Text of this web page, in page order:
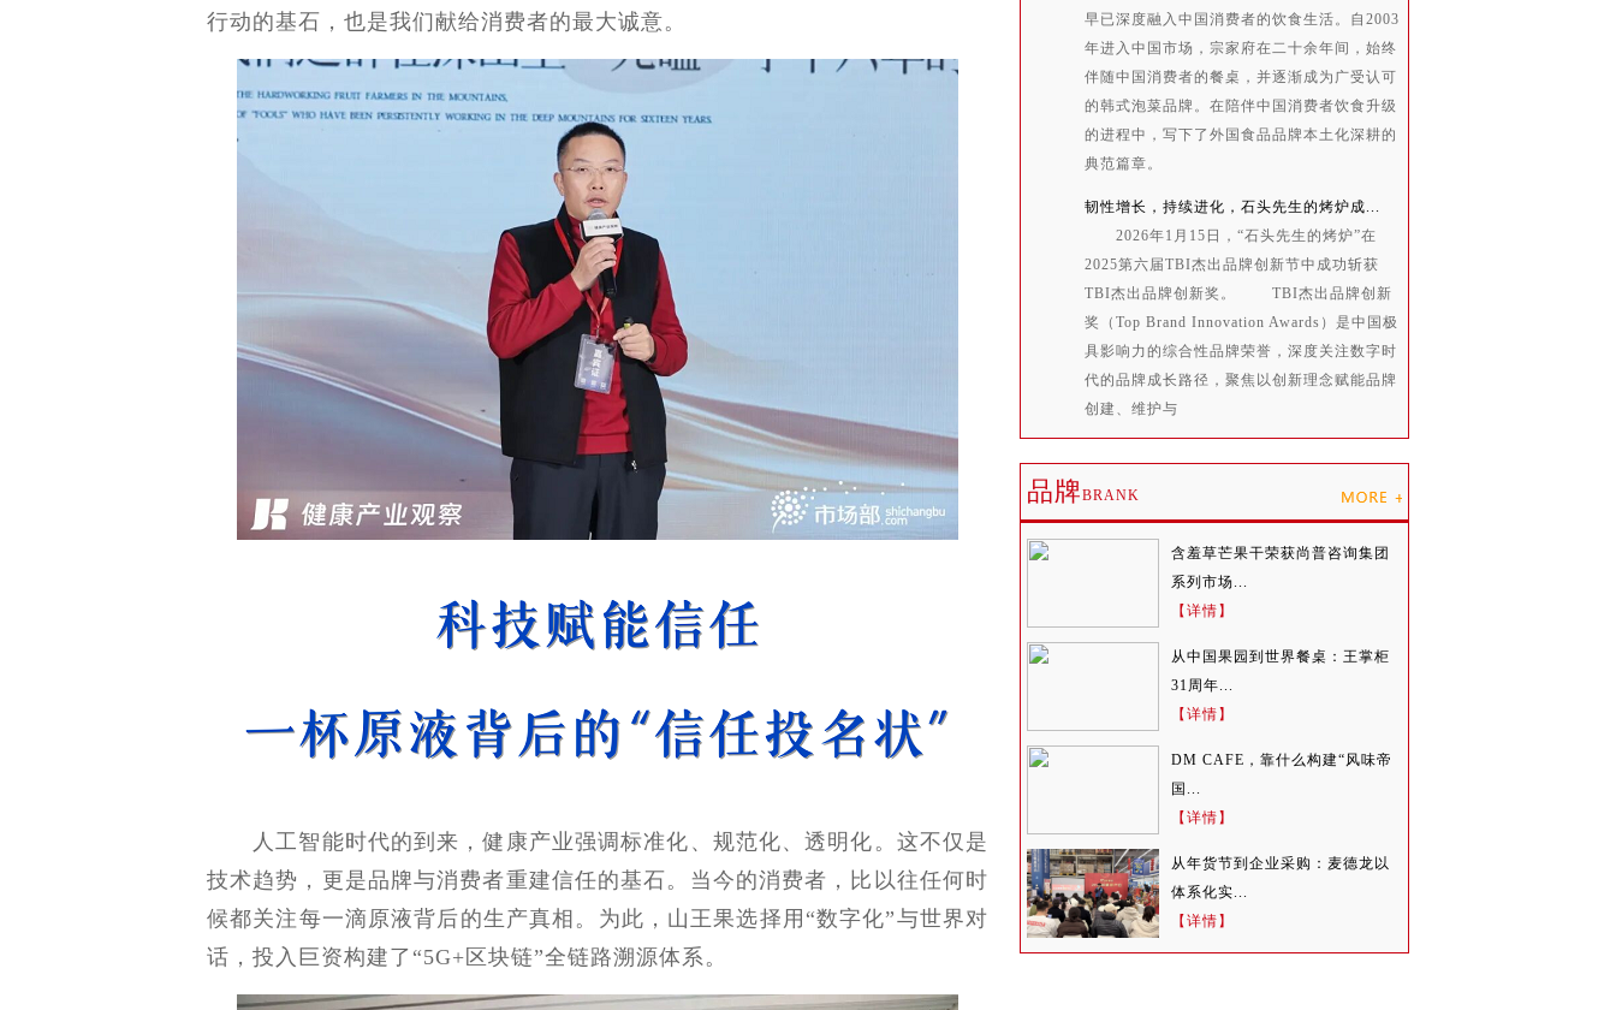
行动的基石，也是我们献给消费者的最大诚意。
人工智能时代的到来，健康产业强调标准化、规范化、透明化。这不仅是
技术趋势，更是品牌与消费者重建信任的基石。当今的消费者，比以往任何时
候都关注每一滴原液背后的生产真相。为此，山王果选择用“数字化”与世界对
话，投入巨资构建了“5G+区块链”全链路溯源体系。
早已深度融入中国消费者的饮食生活。自2003
年进入中国市场，宗家府在二十余年间，始终
伴随中国消费者的餐桌，并逐渐成为广受认可
的韩式泡菜品牌。在陪伴中国消费者饮食升级
的进程中，写下了外国食品品牌本土化深耕的
典范篇章。
韧性增长，持续进化，石头先生的烤炉成...
2026年1月15日，“石头先生的烤炉”在
2025第六届TBI杰出品牌创新节中成功斩获
TBI杰出品牌创新奖。 TBI杰出品牌创新
奖（Top Brand Innovation Awards）是中国极
具影响力的综合性品牌荣誉，深度关注数字时
代的品牌成长路径，聚焦以创新理念赋能品牌
创建、维护与
品牌BRANK
含羞草芒果干荣获尚普咨询集团
系列市场...
【详情】
从中国果园到世界餐桌：王掌柜
31周年...
【详情】
DM CAFE，靠什么构建“风味帝
国...
【详情】
从年货节到企业采购：麦德龙以
体系化实...
【详情】